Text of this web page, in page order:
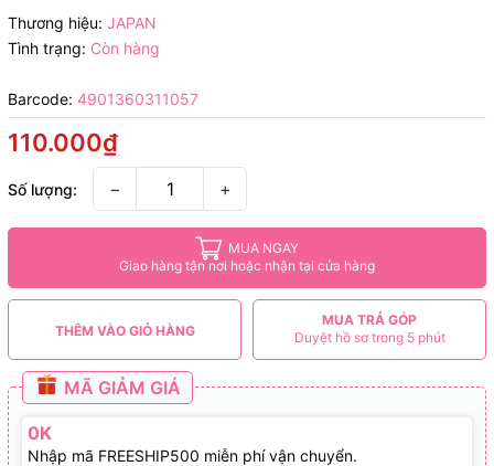
Thương hiệu: JAPAN
Tình trạng: Còn hàng
Barcode: 4901360311057
110.000₫
Số lượng: − +
MUA NGAY
Giao hàng tận nơi hoặc nhận tại cửa hàng
THÊM VÀO GIỎ HÀNG
MUA TRẢ GÓP
Duyệt hồ sơ trong 5 phút
MÃ GIẢM GIÁ
0K
Nhập mã FREESHIP500 miễn phí vận chuyển.